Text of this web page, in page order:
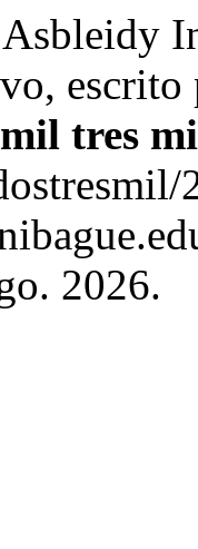
tres
2026.